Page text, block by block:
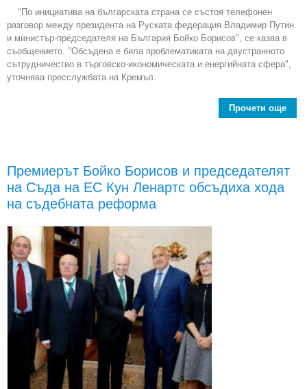
"По инициатива на българската страна се състоя телефонен
разговор между президента на Руската федерация Владимир Путин
и министър-председателя на България Бойко Борисов", се казва в
съобщението. "Обсъдена е била проблематиката на двустранното
сътрудничество в търговско-икономическата и енергийната сфера",
уточнява пресслужбата на Кремъл.
Прочети още
Премиерът Бойко Борисов и председателят
на Съда на ЕС Кун Ленартс обсъдиха хода
на съдебната реформа